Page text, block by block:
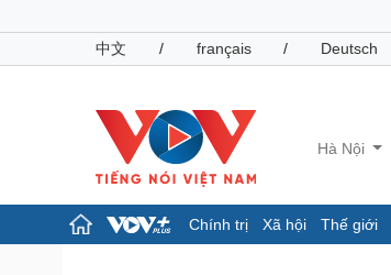
中文
/ français / Deutsch
Hà Nội
Chính trị Xã hội Thế giới